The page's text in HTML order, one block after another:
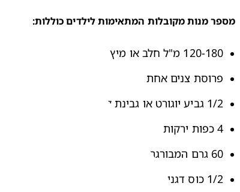
מספר מנות מקובלות המתאימות לילדים כוללות:
120-180 מ"ל חלב או מיץ
פרוסת צנים אחת
1/2 גביע יוגורט או גבינת קוטג'
4 כפות ירקות
60 גרם המבורגר
1/2 כוס דגני בוקר